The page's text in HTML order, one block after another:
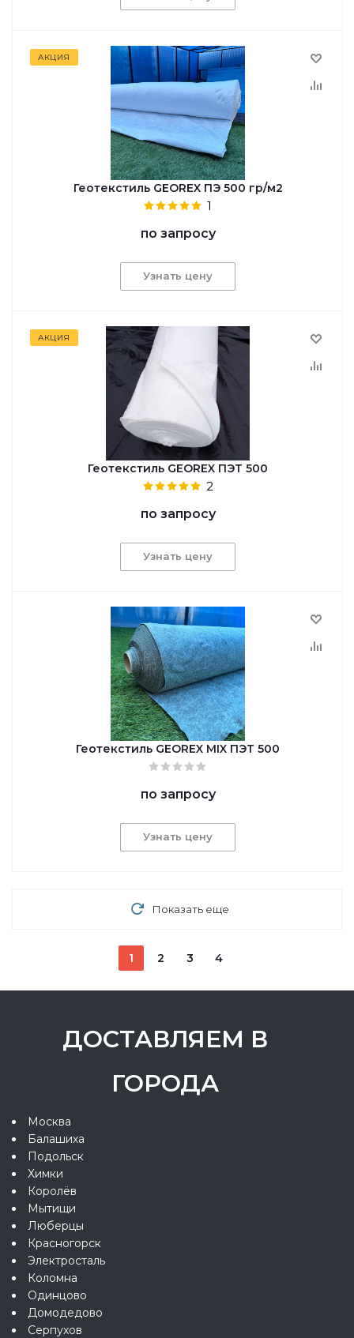
АКЦИЯ
Геотекстиль GEOREX ПЭ 500 гр/м2
1
по запросу
Узнать цену
АКЦИЯ
Геотекстиль GEOREX ПЭТ 500
2
по запросу
Узнать цену
Геотекстиль GEОREX MIX ПЭТ 500
по запросу
Узнать цену
Показать еще
1 2 3 4
ДОСТАВЛЯЕМ В
ГОРОДА
Москва
Балашиха
Подольск
Химки
Королёв
Мытищи
Люберцы
Красногорск
Электросталь
Коломна
Одинцово
Домодедово
Серпухов